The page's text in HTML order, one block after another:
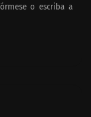
o escriba a